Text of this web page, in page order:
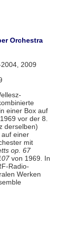
Orchestra
2009
einer Box auf
vor der 8.
derselben)
auf einer
mit
op. 67
von 1969. In
Radio-
Werken